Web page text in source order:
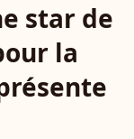
star de
la